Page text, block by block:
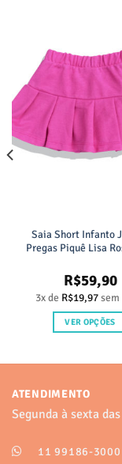
Saia Short Infanto
Pregas Piquê Lisa
R$59,90
3x de R$19,97
VER OPÇÕES
várias
podem
ATENDIMENTO
Segunda à sexta
11 99186-3000